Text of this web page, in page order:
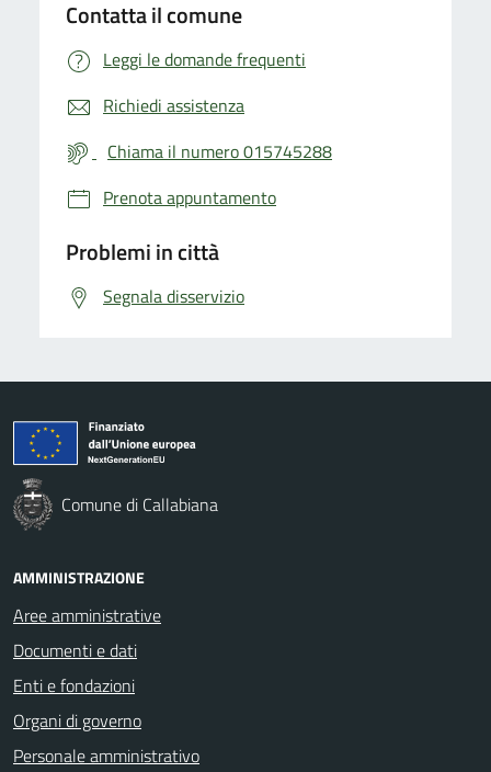
Contatta il comune
Leggi le domande frequenti
Richiedi assistenza
Chiama il numero 015745288
Prenota appuntamento
Problemi in città
Segnala disservizio
Comune di Callabiana
AMMINISTRAZIONE
Aree amministrative
Documenti e dati
Enti e fondazioni
Organi di governo
Personale amministrativo